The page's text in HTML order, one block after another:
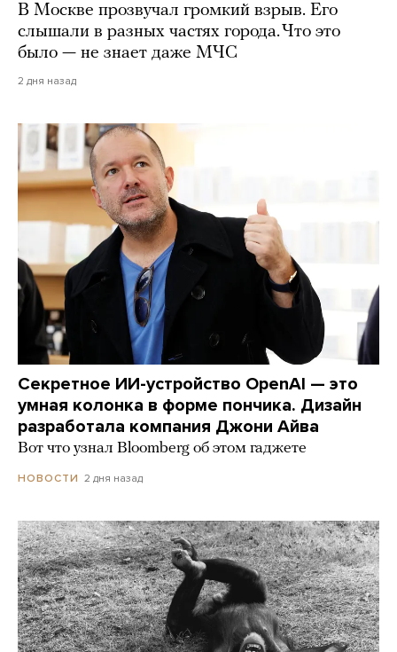
В Москве прозвучал громкий взрыв. Его
слышали в разных частях города. Что это
было — не знает даже МЧС
2 дня назад
Секретное ИИ-устройство OpenAI — это
умная колонка в форме пончика. Дизайн
разработала компания Джони Айва
Вот что узнал Bloomberg об этом гаджете
НОВОСТИ 2 дня назад